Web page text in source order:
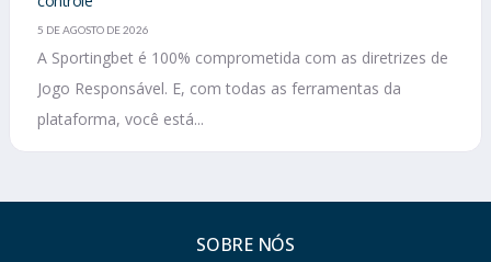
5 DE AGOSTO DE 2026
A Sportingbet é 100% comprometida com as diretrizes de
Jogo Responsável. E, com todas as ferramentas da
plataforma, você está...
SOBRE NÓS